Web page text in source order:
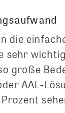
die
sehr
große
AAL-